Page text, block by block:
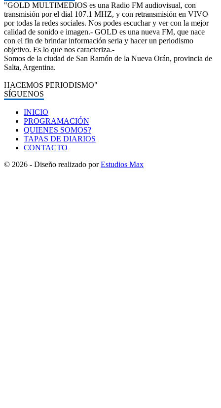
"GOLD MULTIMEDIOS es una Radio FM audiovisual, con
transmisión por el dial 107.1 MHZ, y con retransmisión en VIVO
por todas la redes sociales. Nos podes escuchar y ver con la mejor
calidad de sonido e imagen.- GOLD es una nueva FM, que nace
con el fin de brindar información seria y hacer un periodismo
objetivo. Es lo que nos caracteriza.-
Somos de la ciudad de San Ramón de la Nueva Orán, provincia de
Salta, Argentina.
HACEMOS PERIODISMO"
SÍGUENOS
INICIO
PROGRAMACIÓN
QUIENES SOMOS?
TAPAS DE DIARIOS
CONTACTO
© 2026 - Diseño realizado porEstudios Max